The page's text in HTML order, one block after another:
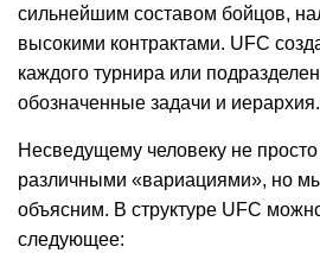
сильнейшим составом бойцов,
высокими контрактами. UFC
каждого турнира или
обозначенные задачи и иерархия.
Несведущему человеку не просто
различными «вариациями», но
объясним. В структуре UFC
следующее: